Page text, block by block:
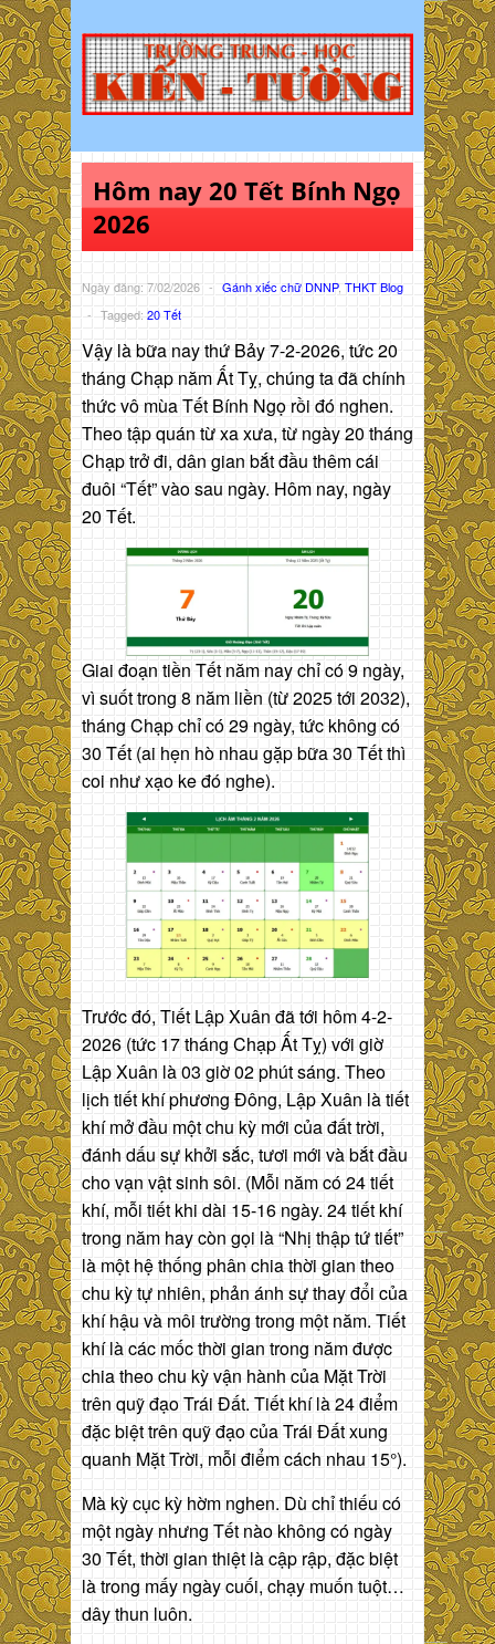
Hôm nay 20 Tết Bính Ngọ
2026
Ngày đăng: 7/02/2026 - Gánh xiếc chữ DNNP, THKT Blog
- Tagged: 20 Tết
Vậy là bữa nay thứ Bảy 7-2-2026, tức 20
tháng Chạp năm Ất Tỵ, chúng ta đã chính
thức vô mùa Tết Bính Ngọ rồi đó nghen.
Theo tập quán từ xa xưa, từ ngày 20 tháng
Chạp trở đi, dân gian bắt đầu thêm cái
đuôi “Tết” vào sau ngày. Hôm nay, ngày
20 Tết.
Giai đoạn tiền Tết năm nay chỉ có 9 ngày,
vì suốt trong 8 năm liền (từ 2025 tới 2032),
tháng Chạp chỉ có 29 ngày, tức không có
30 Tết (ai hẹn hò nhau gặp bữa 30 Tết thì
coi như xạo ke đó nghe).
Trước đó, Tiết Lập Xuân đã tới hôm 4-2-
2026 (tức 17 tháng Chạp Ất Tỵ) với giờ
Lập Xuân là 03 giờ 02 phút sáng. Theo
lịch tiết khí phương Đông, Lập Xuân là tiết
khí mở đầu một chu kỳ mới của đất trời,
đánh dấu sự khởi sắc, tươi mới và bắt đầu
cho vạn vật sinh sôi. (Mỗi năm có 24 tiết
khí, mỗi tiết khi dài 15-16 ngày. 24 tiết khí
trong năm hay còn gọi là “Nhị thập tứ tiết”
là một hệ thống phân chia thời gian theo
chu kỳ tự nhiên, phản ánh sự thay đổi của
khí hậu và môi trường trong một năm. Tiết
khí là các mốc thời gian trong năm được
chia theo chu kỳ vận hành của Mặt Trời
trên quỹ đạo Trái Đất. Tiết khí là 24 điểm
đặc biệt trên quỹ đạo của Trái Đất xung
quanh Mặt Trời, mỗi điểm cách nhau 15°).
Mà kỳ cục kỳ hờm nghen. Dù chỉ thiếu có
một ngày nhưng Tết nào không có ngày
30 Tết, thời gian thiệt là cập rập, đặc biệt
là trong mấy ngày cuối, chạy muốn tuột…
dây thun luôn.